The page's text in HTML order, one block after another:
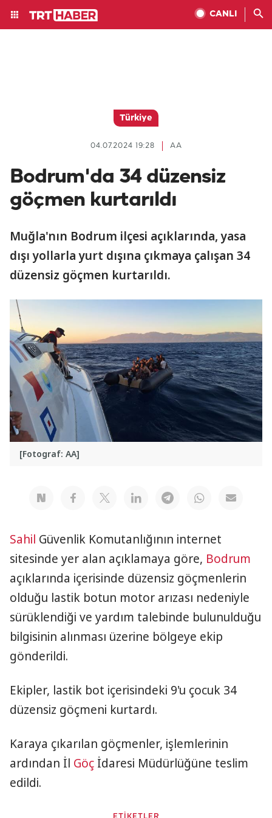
CANLI
Türkiye
AA
04.07.2024 19:28
Bodrum'da 34 düzensiz
göçmen kurtarıldı
Muğla'nın Bodrum ilçesi açıklarında, yasa
dışı yollarla yurt dışına çıkmaya çalışan 34
düzensiz göçmen kurtarıldı.
[Fotograf: AA]
Sahil Güvenlik Komutanlığının internet
sitesinde yer alan açıklamaya göre, Bodrum
açıklarında içerisinde düzensiz göçmenlerin
olduğu lastik botun motor arızası nedeniyle
sürüklendiği ve yardım talebinde bulunulduğu
bilgisinin alınması üzerine bölgeye ekip
gönderildi.
Ekipler, lastik bot içerisindeki 9'u çocuk 34
düzensiz göçmeni kurtardı.
Karaya çıkarılan göçmenler, işlemlerinin
ardından İl Göç İdaresi Müdürlüğüne teslim
edildi.